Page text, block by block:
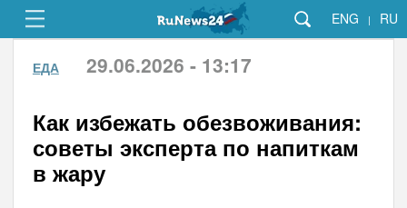
ENG | RU
ЕДА 29.06.2026 - 13:17
Как избежать обезвоживания:
советы эксперта по напиткам
в жару